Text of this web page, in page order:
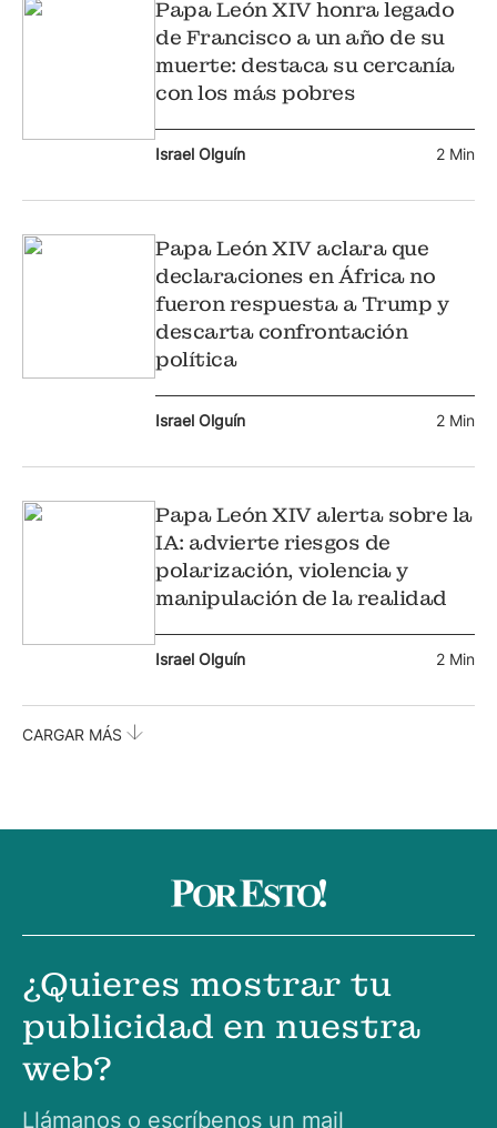
Papa León XIV honra legado
de Francisco a un año de su
muerte: destaca su cercanía
con los más pobres
Israel Olguín 2 Min
Papa León XIV aclara que
declaraciones en África no
fueron respuesta a Trump y
descarta confrontación
política
Israel Olguín 2 Min
Papa León XIV alerta sobre la
IA: advierte riesgos de
polarización, violencia y
manipulación de la realidad
Israel Olguín 2 Min
CARGAR MÁS
¿Quieres mostrar tu
publicidad en nuestra
web?
Llámanos o escríbenos un mail